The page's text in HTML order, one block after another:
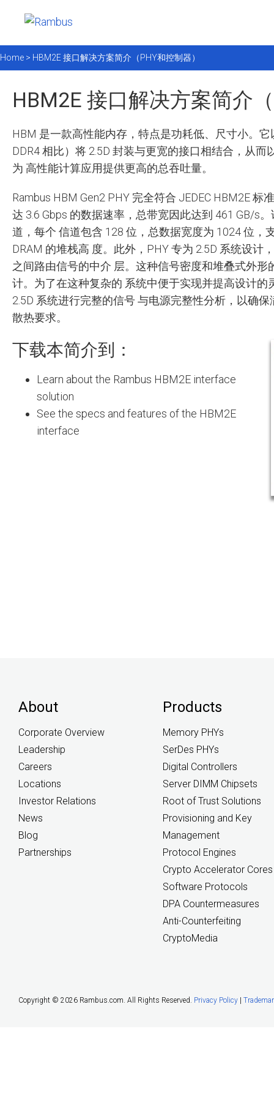
Home > HBM2E 接口解决方案简介（PHY和控制器）
HBM2E 接口解决方案简介
HBM 是一款高性能内存，特点是功耗低、尺寸小。
DDR4 相比）将 2.5D 封装与更宽的接口相结合，从而
为 高性能计算应用提供更高的总吞吐量。
Rambus HBM Gen2 PHY 完全符合 JEDEC HBM2E 标
达 3.6 Gbps 的数据速率，总带宽因此达到 461 GB/s
道，每个 信道包含 128 位，总数据宽度为 1024 位，
DRAM 的堆栈高 度。此外，PHY 专为 2.5D 系统设计
之间路由信号的中介 层。这种信号密度和堆叠式外形
计。为了在这种复杂的 系统中便于实现并提高设计的
2.5D 系统进行完整的信号 与电源完整性分析，以确
散热要求。
下载本简介到：
Learn about the Rambus HBM2E interface
solution
See the specs and features of the HBM2E
interface
About
Corporate Overview
Leadership
Careers
Locations
Investor Relations
News
Blog
Partnerships
Products
Memory PHYs
SerDes PHYs
Digital Controllers
Server DIMM Chipsets
Root of Trust Solutions
Provisioning and Key
Management
Protocol Engines
Crypto Accelerator Cores
Software Protocols
DPA Countermeasures
Anti-Counterfeiting
CryptoMedia
Copyright © 2026 Rambus.com. All Rights Reserved. Privacy Policy